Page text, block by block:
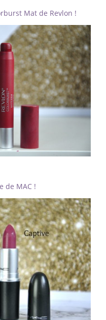
Mat de Revlon !
de MAC !